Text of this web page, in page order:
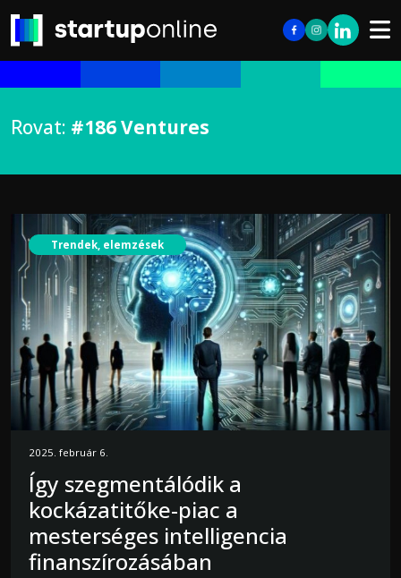
Rovat: #186 Ventures
Trendek, elemzések
2025. február 6.
Így szegmentálódik a
kockázatitőke-piac a
mesterséges intelligencia
finanszírozásában